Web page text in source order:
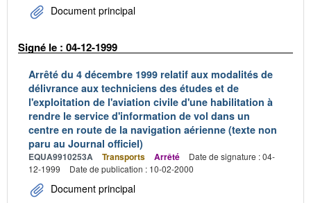
Document principal
Signé le : 04-12-1999
Arrêté du 4 décembre 1999 relatif aux modalités de
délivrance aux techniciens des études et de
l'exploitation de l'aviation civile d'une habilitation à
rendre le service d'information de vol dans un
centre en route de la navigation aérienne (texte non
paru au Journal officiel)
EQUA9910253A Transports Arrêté
Date de signature : 04-
12-1999
Date de publication : 10-02-2000
Document principal